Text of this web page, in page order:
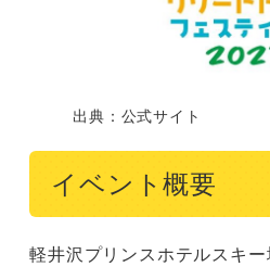
出典：公式サイト
イベント概要
軽井沢プリンスホテルスキ